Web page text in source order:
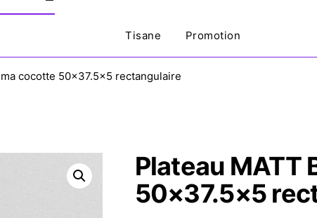
Tisane Promotion
cocotte 50×37.5×5 rectangulaire
Plateau MATT
50×37.5×5